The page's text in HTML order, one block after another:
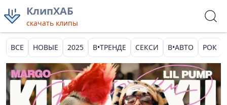
КлипХАБ
скачать клипы
ВСЕ НОВЫЕ 2025 В•ТРЕНДЕ СЕКСИ В•АВТО РОК